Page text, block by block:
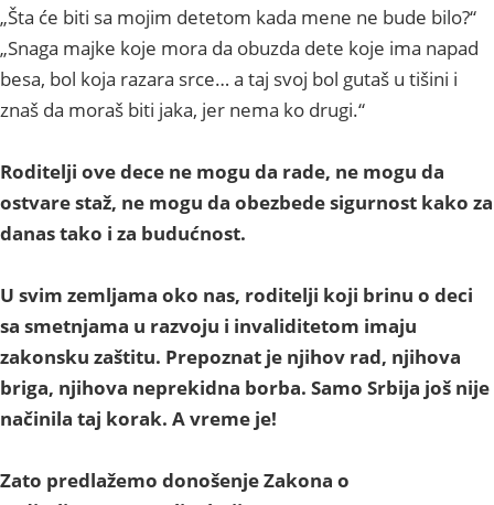
„Šta će biti sa mojim detetom kada mene ne bude bilo?“
„Snaga majke koje mora da obuzda dete koje ima napad
besa, bol koja razara srce… a taj svoj bol gutaš u tišini i
znaš da moraš biti jaka, jer nema ko drugi.“
Roditelji ove dece ne mogu da rade, ne mogu da
ostvare staž, ne mogu da obezbede sigurnost kako za
danas tako i za budućnost.
U svim zemljama oko nas, roditelji koji brinu o deci
sa smetnjama u razvoju i invaliditetom imaju
zakonsku zaštitu. Prepoznat je njihov rad, njihova
briga, njihova neprekidna borba. Samo Srbija još nije
načinila taj korak. A vreme je!
Zato predlažemo donošenje Zakona o